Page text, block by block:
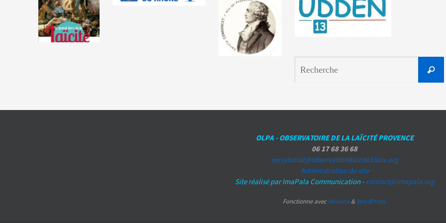
OLPA - OBSERVATOIRE DE LA LAÏCITÉ PROVENCE
06 17 68 36 68
secretariat@observatoirelaicite13aix.org
Administration du site
Site réalisé par ImaPala Communication - contact@imapala.org
Fonctionne avecNirvana & WordPress.